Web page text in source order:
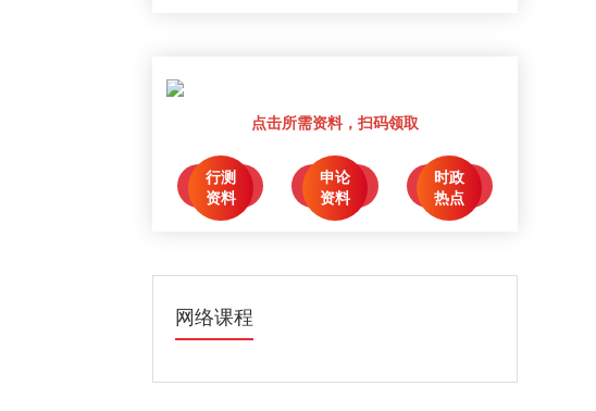
点击所需资料，扫码领取
行测
资料
点击领取
申论
资料
点击领取
时政
热点
点击领取
网络课程